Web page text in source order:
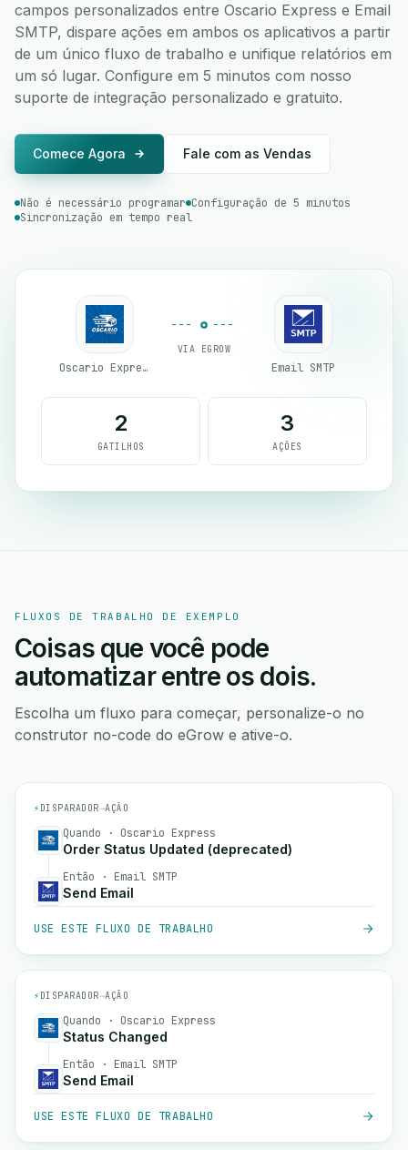
campos personalizados entre Oscario Express e Email
SMTP, dispare ações em ambos os aplicativos a partir
de um único fluxo de trabalho e unifique relatórios em
um só lugar. Configure em 5 minutos com nosso
suporte de integração personalizado e gratuito.
Comece Agora Fale com as Vendas
Não é necessário programar Configuração de 5 minutos
Sincronização em tempo real
Oscario Express
VIA EGROW
Email SMTP
2
GATILHOS
3
AÇÕES
FLUXOS DE TRABALHO DE EXEMPLO
Coisas que você pode
automatizar entre os dois.
Escolha um fluxo para começar, personalize-o no
construtor no-code do eGrow e ative-o.
⚡ DISPARADOR→AÇÃO
Quando · Oscario Express
Order Status Updated (deprecated)
Então · Email SMTP
Send Email
USE ESTE FLUXO DE TRABALHO
⚡ DISPARADOR→AÇÃO
Quando · Oscario Express
Status Changed
Então · Email SMTP
Send Email
USE ESTE FLUXO DE TRABALHO